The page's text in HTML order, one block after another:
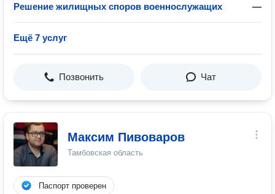
Решение жилищных споров военнослужащих —
Ещё 7 услуг
Позвонить Чат
Максим Пивоваров
Тамбовская область
Паспорт проверен